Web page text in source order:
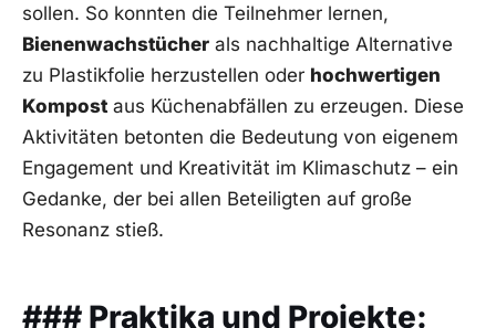
sollen. So konnten die Teilnehmer lernen,
Bienenwachstücher als nachhaltige Alternative
zu Plastikfolie ⁢herzustellen oder hochwertigen
Kompost aus ​Küchenabfällen zu erzeugen. Diese
Aktivitäten betonten⁣ die ‍Bedeutung von eigenem
Engagement⁢ und Kreativität im Klimaschutz –⁤ ein
Gedanke, der bei allen Beteiligten auf große
Resonanz stieß.
### ‍Praktika und Projekte: